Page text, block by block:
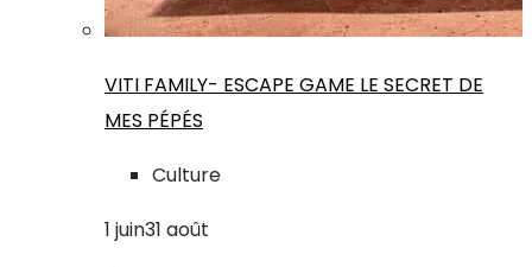
VITI FAMILY- ESCAPE GAME LE SECRET DE
MES PÉPÉS
Culture
1 juin31 août